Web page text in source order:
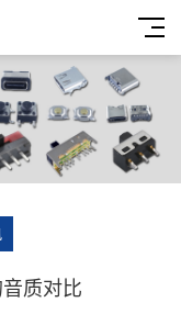
质对比